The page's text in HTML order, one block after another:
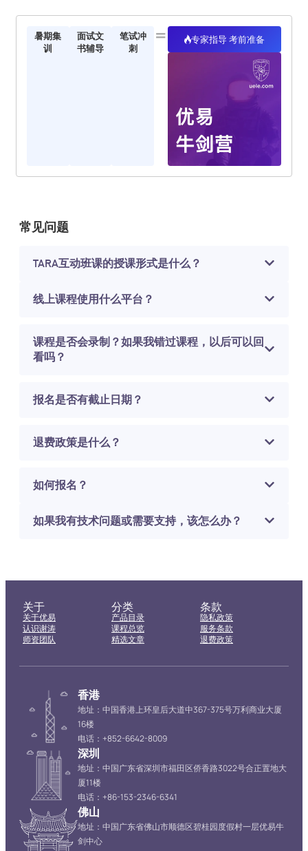
暑期集
训
面试文
书辅导
笔试冲
刺
= 专家指导 考前准备
常见问题
TARA互动班课的授课形式是什么？
线上课程使用什么平台？
课程是否会录制？如果我错过课程，以后可以回
看吗？
报名是否有截止日期？
退费政策是什么？
如何报名？
如果我有技术问题或需要支持，该怎么办？
关于
关于优易
认识谢涛
师资团队
分类
产品目录
课程总览
精选文章
条款
隐私政策
服务条款
退费政策
香港
地址：中国香港上环皇后大道中367-375号万利商业大厦
16楼
电话：+852-6642-8009
深圳
地址：中国广东省深圳市福田区侨香路3022号合正置地大
厦11楼
电话：+86-153-2346-6341
佛山
地址：中国广东省佛山市顺德区碧桂园度假村一层优易牛
剑中心